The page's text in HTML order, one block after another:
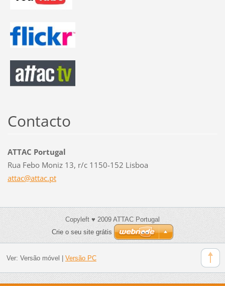
Contacto
ATTAC Portugal
Rua Febo Moniz 13, r/c 1150-152 Lisboa
attac@attac.pt
Copyleft ♥ 2009 ATTAC Portugal
Crie o seu site grátis
Ver: Versão móvel Versão PC